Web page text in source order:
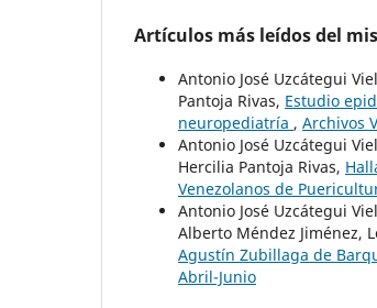
Artículos más leídos del
Antonio José Uzcátegui
Pantoja Rivas, Estudio
neuropediatría , Archivos
Antonio José Uzcátegui
Hercilia Pantoja Rivas,
Venezolanos de
Antonio José Uzcátegui
Alberto Méndez Jiménez,
Agustín Zubillaga de
Abril-Junio